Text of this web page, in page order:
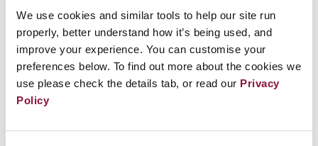
We use cookies and similar tools to help our site run
properly, better understand how it’s being used, and
improve your experience. You can customise your
preferences below. To find out more about the cookies we
use please check the details tab, or read our Privacy
Policy
續挑戰——這些廢料是1945年以來生產數萬枚核武
器所積累的，將在數千年內持續具有危險性。